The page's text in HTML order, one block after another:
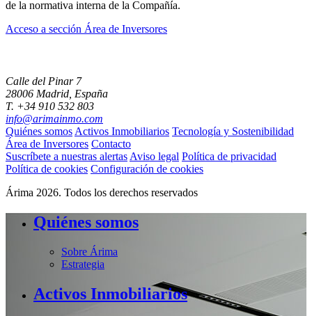
de la normativa interna de la Compañía.
Acceso a sección Área de Inversores
Calle del Pinar 7
28006 Madrid, España
T. +34 910 532 803
info@arimainmo.com
Quiénes somos Activos Inmobiliarios Tecnología y Sostenibilidad
Área de Inversores Contacto
Suscríbete a nuestras alertas Aviso legal Política de privacidad
Política de cookies Configuración de cookies
Árima 2026. Todos los derechos reservados
Quiénes somos
Sobre Árima
Estrategia
Activos Inmobiliarios